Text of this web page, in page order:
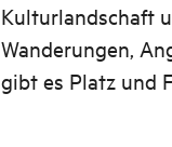
Kulturlandschaft
Wanderungen,
gibt es Platz und